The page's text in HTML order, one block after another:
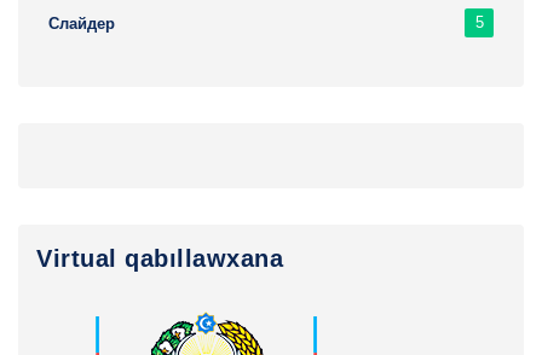
Слайдер 5
Virtual qabıllawxana